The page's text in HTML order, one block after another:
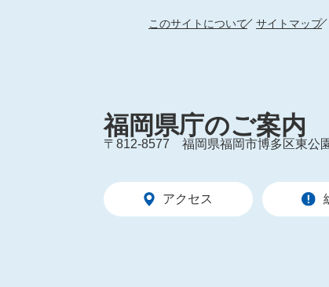
このサイトについて サイトマップ
福岡県庁のご案内
〒812-8577
福岡県福岡市博多区東公
アクセス